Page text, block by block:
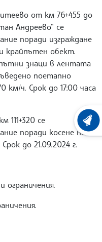
от км 76+455 до
Андреево“ се
поради изграждане
крайпътен обект.
знаци в лентата
поетапно
км/ч. Срок до 17:00 часа
се
поради косене на
до 21.09.2024 г.
ограничения.